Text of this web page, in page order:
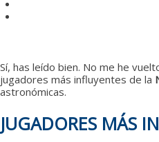
Sí, has leído bien. No me he
jugadores más influyentes de la
astronómicas.
JUGADORES MÁS